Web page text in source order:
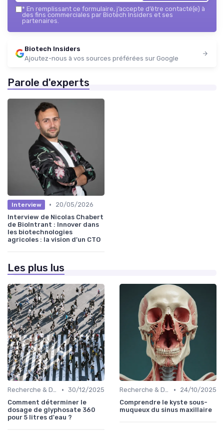
* En remplissant ce formulaire, j’accepte d’être contacté(e) à
des fins commerciales par Biotech Insiders et ses
partenaires.
Biotech Insiders
Ajoutez-nous à vos sources préférées sur Google
Parole d'experts
Interview •
20/05/2026
Interview de Nicolas Chabert
de BioIntrant : Innover dans
les biotechnologies
agricoles : la vision d’un CTO
Les plus lus
Recherche & Développement • 30/12/2025
Comment déterminer le
dosage de glyphosate 360
pour 5 litres d'eau ?
Recherche & Développement •
24/10/2025
Comprendre le kyste sous-
muqueux du sinus maxillaire